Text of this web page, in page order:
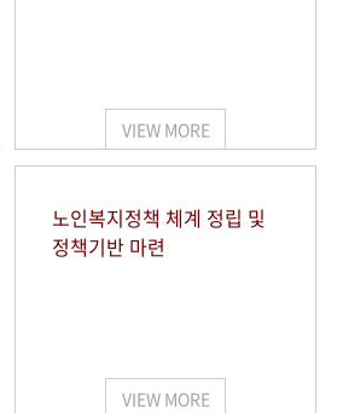
VIEW MORE
노인복지정책 체계 정립 및
정책기반 마련
VIEW MORE